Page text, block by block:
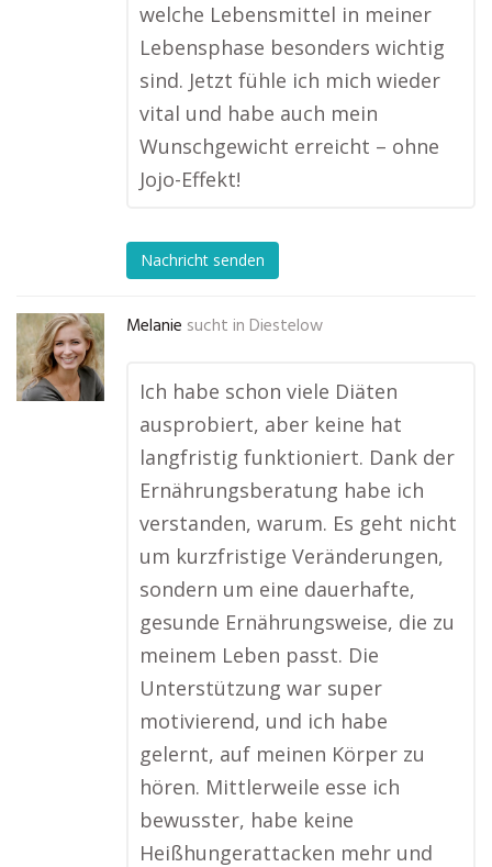
welche Lebensmittel in meiner
Lebensphase besonders wichtig
sind. Jetzt fühle ich mich wieder
vital und habe auch mein
Wunschgewicht erreicht – ohne
Jojo-Effekt!
Nachricht senden
Melanie sucht in Diestelow
Ich habe schon viele Diäten
ausprobiert, aber keine hat
langfristig funktioniert. Dank der
Ernährungsberatung habe ich
verstanden, warum. Es geht nicht
um kurzfristige Veränderungen,
sondern um eine dauerhafte,
gesunde Ernährungsweise, die zu
meinem Leben passt. Die
Unterstützung war super
motivierend, und ich habe
gelernt, auf meinen Körper zu
hören. Mittlerweile esse ich
bewusster, habe keine
Heißhungerattacken mehr und